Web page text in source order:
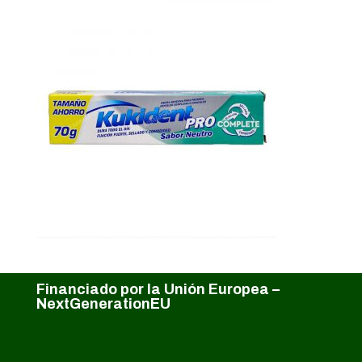
Financiado por la Unión Europea –
NextGenerationEU